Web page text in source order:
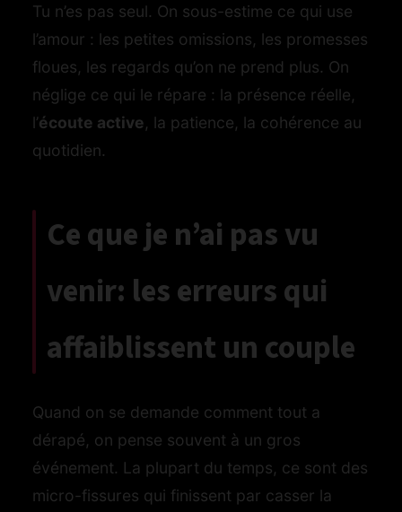
Tu n’es pas seul. On sous-estime ce qui use
l’amour : les petites omissions, les promesses
floues, les regards qu’on ne prend plus. On
néglige ce qui le répare : la présence réelle,
l’écoute active, la patience, la cohérence au
quotidien.
Ce que je n’ai pas vu
venir: les erreurs qui
affaiblissent un couple
Quand on se demande comment tout a
dérapé, on pense souvent à un gros
événement. La plupart du temps, ce sont des
micro-fissures qui finissent par casser la